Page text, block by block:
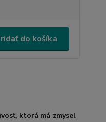
do košíka
ktorá má zmysel